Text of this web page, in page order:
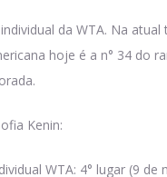
da WTA. Na
hoje é a n° 34 do
Kenin:
WTA: 4° lugar (9 de